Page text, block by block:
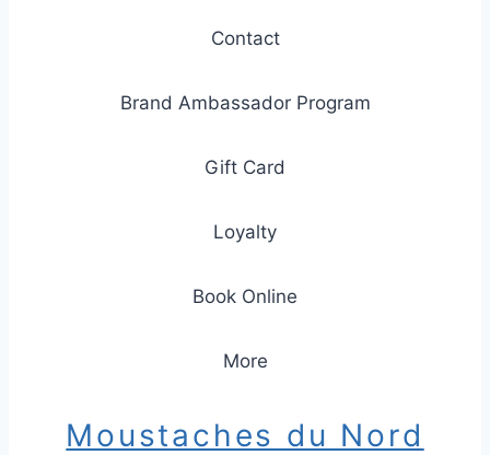
Contact
Brand Ambassador Program
Gift Card
Loyalty
Book Online
More
Moustaches du Nord